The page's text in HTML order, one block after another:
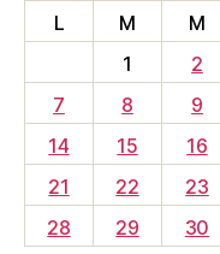
L
M M
1
2
7
8 9
14
15 16
21
22 23
28
29 30